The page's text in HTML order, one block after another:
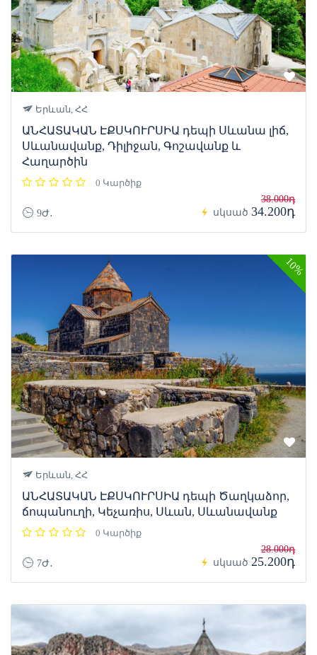
Երևան, ՀՀ
ԱՆՀԱՏԱԿԱՆ ԷՔՍԿՈՒՐՍԻԱ դեպի Սևանա լիճ,
Սևանավանք, Դիլիջան, Գոշավանք և
Հաղարծին
0 Կարծիք
9Ժ․ սկսած
38.000դ
34.200դ
10%
Երևան, ՀՀ
ԱՆՀԱՏԱԿԱՆ ԷՔՍԿՈՒՐՍԻԱ դեպի Ծաղկաձոր,
ճոպանուղի, Կեչառիս, Սևան, Սևանավանք
0 Կարծիք
7Ժ․ սկսած
28.000դ
25.200դ